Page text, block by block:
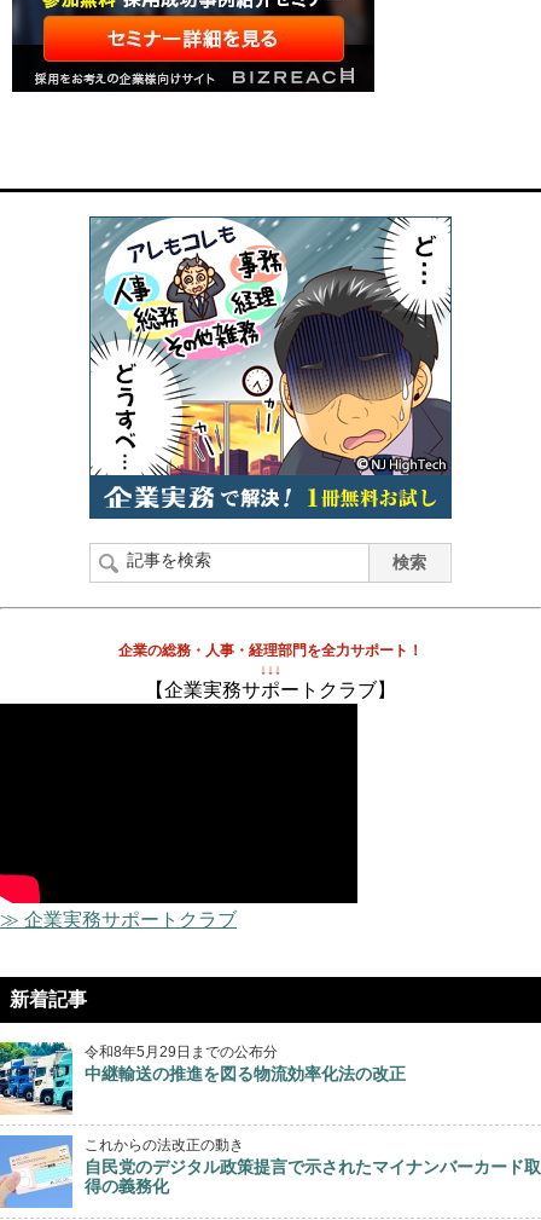
企業の総務・人事・経理部門を全力サポート！
↓↓↓
【企業実務サポートクラブ】
≫ 企業実務サポートクラブ
新着記事
令和8年5月29日までの公布分
中継輸送の推進を図る物流効率化法の改正
これからの法改正の動き
自民党のデジタル政策提言で示されたマイナンバーカード取
得の義務化